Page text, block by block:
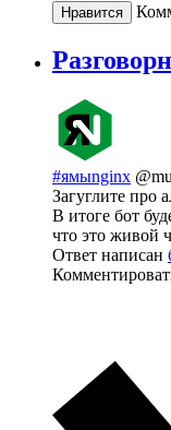
Нравится
#ямыnginx
Загуглите про
В итоге бот
что это живой
Ответ написан